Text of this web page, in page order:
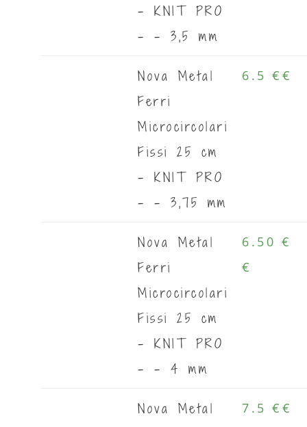
- KNIT PRO
- - 3,5 mm
Nova Metal
Ferri
Microcircolari
Fissi 25 cm
- KNIT PRO
- - 3,75 mm
6.5 € €
Nova Metal
Ferri
Microcircolari
Fissi 25 cm
- KNIT PRO
- - 4 mm
6.50 €
€
Nova Metal
7.5 € €